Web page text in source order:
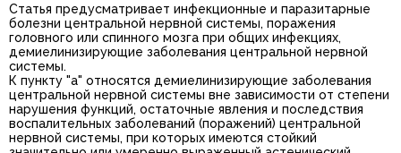
Статья предусматривает инфекционные и паразитарные
болезни центральной нервной системы, поражения
головного или спинного мозга при общих инфекциях,
демиелинизирующие заболевания центральной нервной
системы.
К пункту "а" относятся демиелинизирующие заболевания
центральной нервной системы вне зависимости от степени
нарушения функций, остаточные явления и последствия
воспалительных заболеваний (поражений) центральной
нервной системы, при которых имеются стойкий